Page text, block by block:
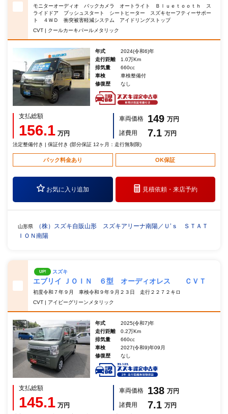
モニターオーディオ バックカメラ オートライト Ｂｌｕｅｔｏｏｔｈ ス
ライドドア プッシュスタート シートヒーター スズキセーフティーサポー
ト ４ＷＤ 衝突被害軽減システム アイドリングストップ
CVT | クールカーキパールメタリック
年式
2024(令和6)年
走行距離
1.0万Km
排気量
660cc
車検
車検整備付
修復歴
なし
支払総額
156.1 万円
車両価格 149 万円
諸費用
7.1 万円
法定整備付き | 保証付き (部分保証 12ヶ月：走行無制限)
パック料金あり OK保証
お気に入り追加 見積依頼・来店予約
山形県
（株）スズキ自販山形 スズキアリーナ南陽／Ｕ’ｓ ＳＴＡＴ
ＩＯＮ南陽
UP! スズキ
エブリイ ＪＯＩＮ ６型 オーディオレス ＣＶＴ
初度令和７年９月 車検令和９年９月２３日 走行２２７２キロ
CVT | アイビーグリーンメタリック
年式
2025(令和7)年
走行距離
0.2万Km
排気量
660cc
車検
2027(令和9)年09月
修復歴
なし
支払総額
145.1 万円
車両価格 138 万円
諸費用
7.1 万円